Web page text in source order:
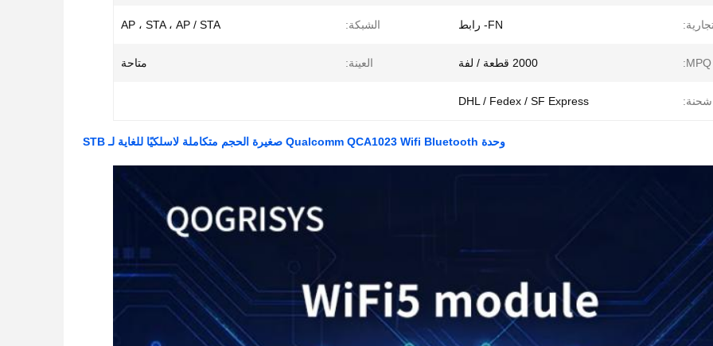
FN- رابط الشبكة: AP ، STA ، AP / STA
2000 قطعة / لفة العينة: متاحة
شحنة: DHL / Fedex / SF Express
وحدة Qualcomm QCA1023 Wifi Bluetooth صغيرة الحجم متكاملة لاسلكيًا للغاية لـ STB